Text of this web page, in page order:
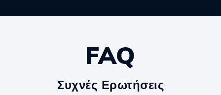
FAQ
Συχνές Ερωτήσεις